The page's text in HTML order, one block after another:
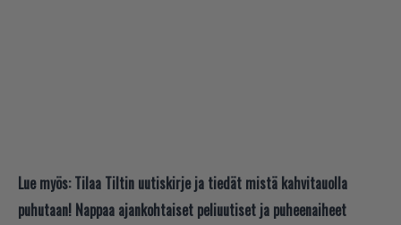
Lue myös: Tilaa Tiltin uutiskirje ja tiedät mistä kahvitauolla
puhutaan! Nappaa ajankohtaiset peliuutiset ja puheenaiheet